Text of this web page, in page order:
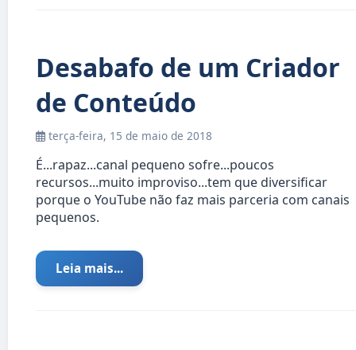
Desabafo de um Criador
de Conteúdo
terça-feira, 15 de maio de 2018
É...rapaz...canal pequeno sofre...poucos
recursos...muito improviso...tem que diversificar
porque o YouTube não faz mais parceria com canais
pequenos.
Leia mais...